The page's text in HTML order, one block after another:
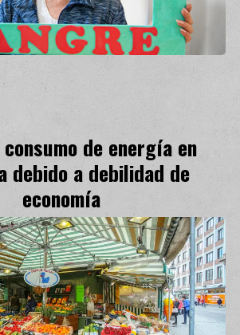
de energía en
debido a debilidad de
economía